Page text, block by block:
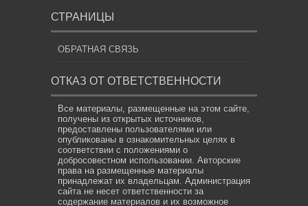
СТРАНИЦЫ
ОБРАТНАЯ СВЯЗЬ
ОТКАЗ ОТ ОТВЕТСТВЕННОСТИ
Все материалы, размещенные на этом сайте,
получены из открытых источников,
предоставлены пользователями или
опубликованы в ознакомительных целях в
соответствии с положениями о
добросовестном использовании. Авторские
права на размещенные материалы
принадлежат их владельцам. Администрация
сайта не несет ответственности за
содержание материалов и их возможное